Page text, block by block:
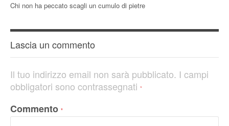
Chi non ha peccato scagli un cumulo di pietre
Lascia un commento
Il tuo indirizzo email non sarà pubblicato. I campi
obbligatori sono contrassegnati *
Commento *